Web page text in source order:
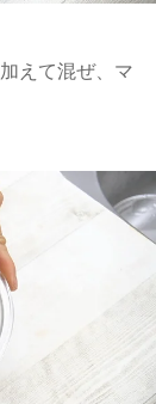
えて混ぜ、マ